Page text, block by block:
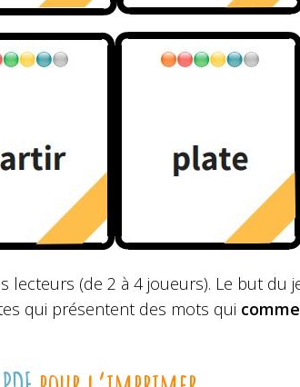
lecteurs (de 2 à 4 joueurs). Le but du
qui présentent des mots qui